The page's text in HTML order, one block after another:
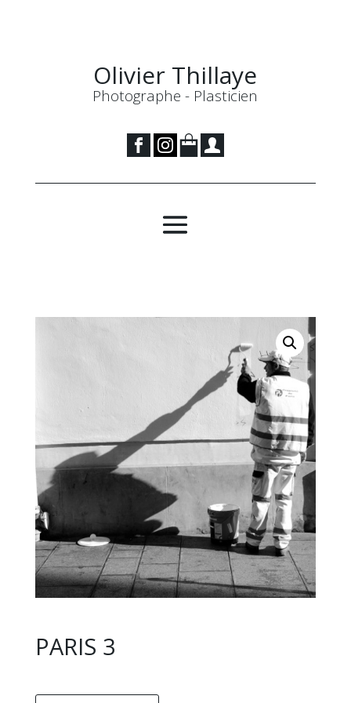
Olivier Thillaye
Photographe - Plasticien
PARIS 3